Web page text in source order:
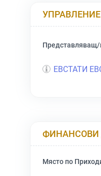
Представляващ/
ЕВСТАТИ
Място по